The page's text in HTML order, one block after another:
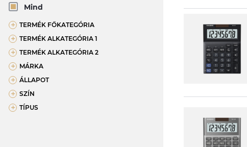
Mind
+ TERMÉK FŐKATEGÓRIA
+ TERMÉK ALKATEGÓRIA 1
+ TERMÉK ALKATEGÓRIA 2
+ MÁRKA
+ ÁLLAPOT
+ SZÍN
+ TÍPUS